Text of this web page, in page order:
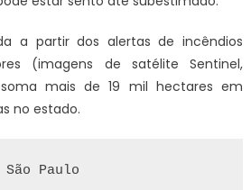
a partir dos alertas de incêndios
(imagens de satélite Sentinel,
soma mais de 19 mil hectares em
no estado.
Paulo